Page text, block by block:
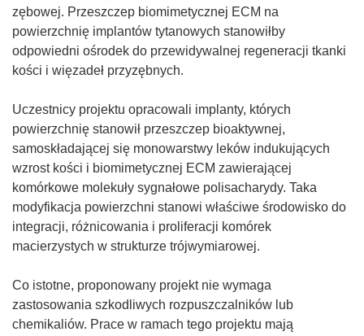
zębowej. Przeszczep biomimetycznej ECM na
powierzchnię implantów tytanowych stanowiłby
odpowiedni ośrodek do przewidywalnej regeneracji tkanki
kości i więzadeł przyzębnych.
Uczestnicy projektu opracowali implanty, których
powierzchnię stanowił przeszczep bioaktywnej,
samoskładającej się monowarstwy leków indukujących
wzrost kości i biomimetycznej ECM zawierającej
komórkowe molekuły sygnałowe polisacharydy. Taka
modyfikacja powierzchni stanowi właściwe środowisko do
integracji, różnicowania i proliferacji komórek
macierzystych w strukturze trójwymiarowej.
Co istotne, proponowany projekt nie wymaga
zastosowania szkodliwych rozpuszczalników lub
chemikaliów. Prace w ramach tego projektu mają